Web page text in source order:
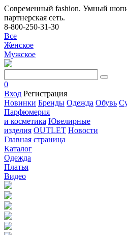
Современный fashion. Умный
партнерская сеть.
8-800-250-31-30
Все
Женское
Мужское
0
Вход Регистрация
Новинки Бренды Одежда Обувь
Парфюмерия
и косметика Ювелирные
изделия OUTLET Новости
Главная страница
Каталог
Одежда
Платья
Видео